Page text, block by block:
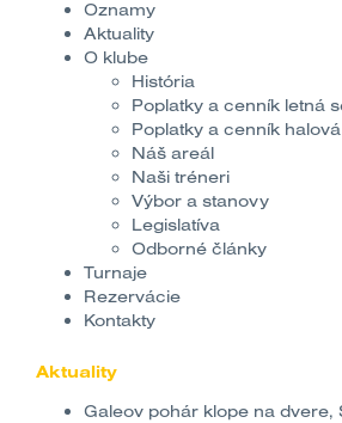
Oznamy
Aktuality
O klube
História
Poplatky a cenník letná
Poplatky a cenník
Náš areál
Naši tréneri
Výbor a stanovy
Legislatíva
Odborné články
Turnaje
Rezervácie
Kontakty
Aktuality
Galeov pohár klope na dvere,